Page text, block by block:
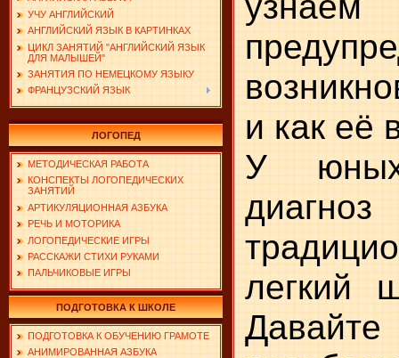
УЧУ АНГЛИЙСКИЙ
АНГЛИЙСКИЙ ЯЗЫК В КАРТИНКАХ
ЦИКЛ ЗАНЯТИЙ "АНГЛИЙСКИЙ ЯЗЫК
ДЛЯ МАЛЫШЕЙ"
ЗАНЯТИЯ ПО НЕМЕЦКОМУ ЯЗЫКУ
ФРАНЦУЗСКИЙ ЯЗЫК
ЛОГОПЕД
МЕТОДИЧЕСКАЯ РАБОТА
КОНСПЕКТЫ ЛОГОПЕДИЧЕСКИХ
ЗАНЯТИЙ
АРТИКУЛЯЦИОННАЯ АЗБУКА
РЕЧЬ И МОТОРИКА
ЛОГОПЕДИЧЕСКИЕ ИГРЫ
РАССКАЖИ СТИХИ РУКАМИ
ПАЛЬЧИКОВЫЕ ИГРЫ
ПОДГОТОВКА К ШКОЛЕ
ПОДГОТОВКА К ОБУЧЕНИЮ ГРАМОТЕ
АНИМИРОВАННАЯ АЗБУКА
и как её
У юных
легкий